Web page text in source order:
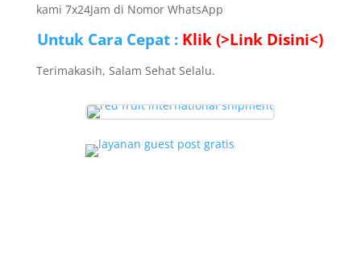
kami 7x24Jam di Nomor WhatsApp
Untuk Cara Cepat : Klik (>Link Disini<)
Terimakasih, Salam Sehat Selalu.